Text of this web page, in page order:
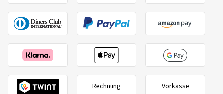
Rechnung Vorkasse